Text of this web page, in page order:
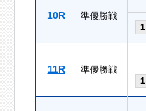
10R 準優勝戦
1
11R 準優勝戦
1